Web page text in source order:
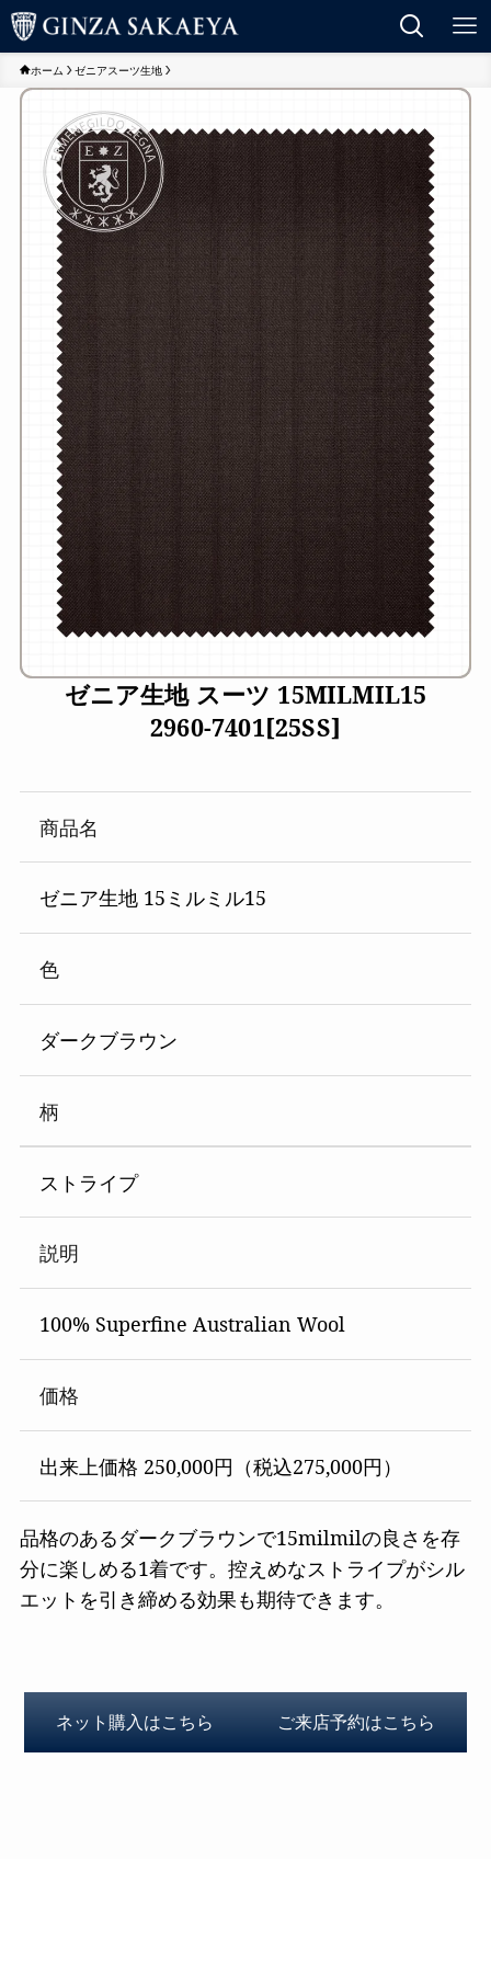
ホーム ゼニアスーツ生地
ゼニア生地 スーツ 15MILMIL15
2960-7401[25SS]
商品名
ゼニア生地 15ミルミル15
色
ダークブラウン
柄
ストライプ
説明
100% Superfine Australian Wool
価格
出来上価格 250,000円（税込275,000円）
品格のあるダークブラウンで15milmilの良さを存
分に楽しめる1着です。控えめなストライプがシル
エットを引き締める効果も期待できます。
ネット購入はこちら ご来店予約はこちら